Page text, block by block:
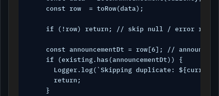
    const row  = toRow(data);
if (!row) return; // skip null / error
const announcementDt = row[6]; //
    if (existing.has(announcementDt)) {
Logger.log(`Skipping duplicate:
      return;
    }